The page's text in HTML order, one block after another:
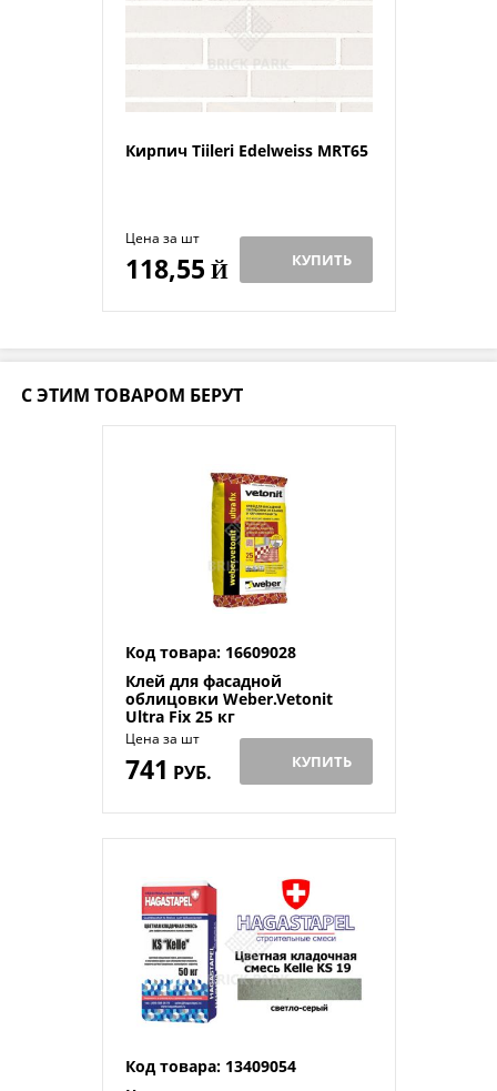
Кирпич Tiileri Edelweiss MRT65
Цена за шт
118,55 Й КУПИТЬ
С ЭТИМ ТОВАРОМ БЕРУТ
Код товара: 16609028
Клей для фасадной
облицовки Weber.Vetonit
Ultra Fix 25 кг
Цена за шт
741 РУБ. КУПИТЬ
Код товара: 13409054